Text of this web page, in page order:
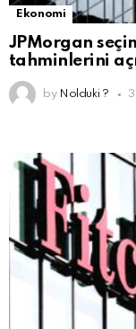
Ekonomi
JPMorgan
tahminlerini
by Nolduki ?